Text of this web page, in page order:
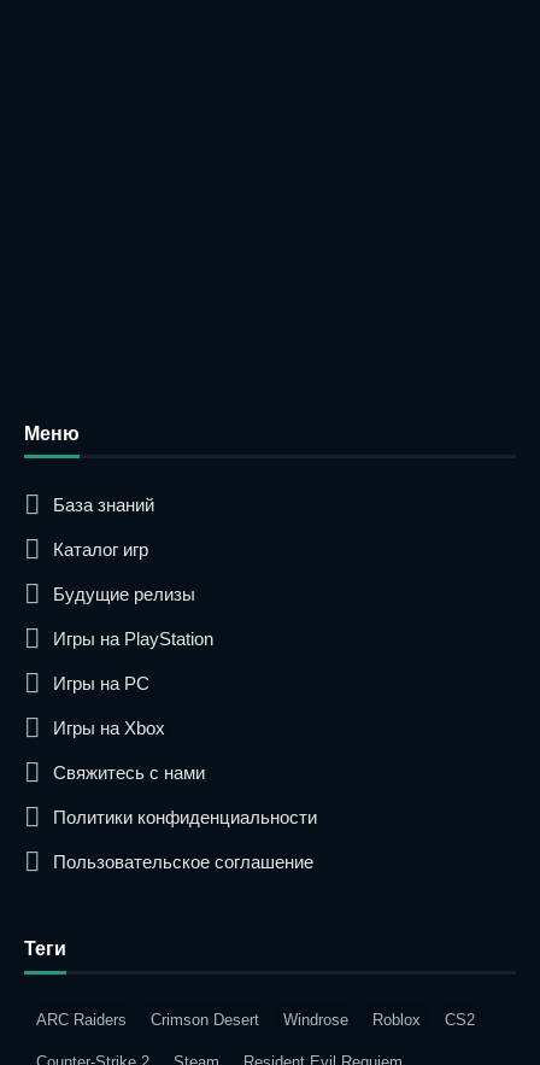
Меню
База знаний
Каталог игр
Будущие релизы
Игры на PlayStation
Игры на PC
Игры на Xbox
Свяжитесь с нами
Политики конфиденциальности
Пользовательское соглашение
Теги
ARC Raiders Crimson Desert Windrose Roblox CS2